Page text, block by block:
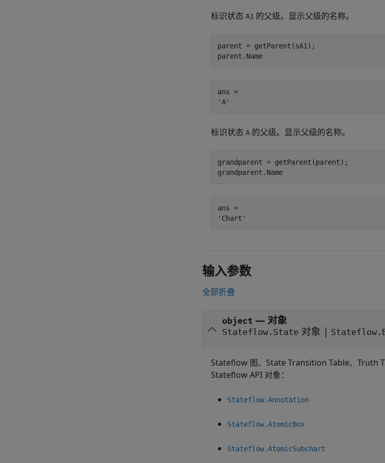
标识状态 A1 的父级。显示父级的名称。
parent = getParent(sA1);
parent.Name
ans =
标识状态 A 的父级。显示父级的名称。
grandparent = getParent(parent);
grandparent.Name
ans =
输入参数
全部折叠
object — 对象
Stateflow.State 对象 |
Stateflow 图、 State Transition Table、 Truth
Stateflow API 对象：
Stateflow.Annotation
Stateflow.AtomicBox
Stateflow.AtomicSubchart